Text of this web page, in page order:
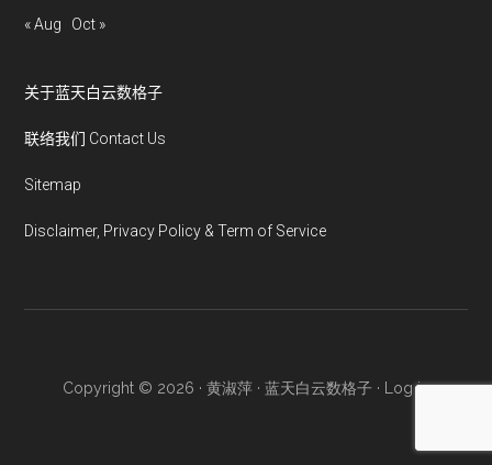
« Aug Oct »
关于蓝天白云数格子
联络我们 Contact Us
Sitemap
Disclaimer, Privacy Policy & Term of Service
Copyright © 2026 · 黄淑萍 · 蓝天白云数格子 · Log in